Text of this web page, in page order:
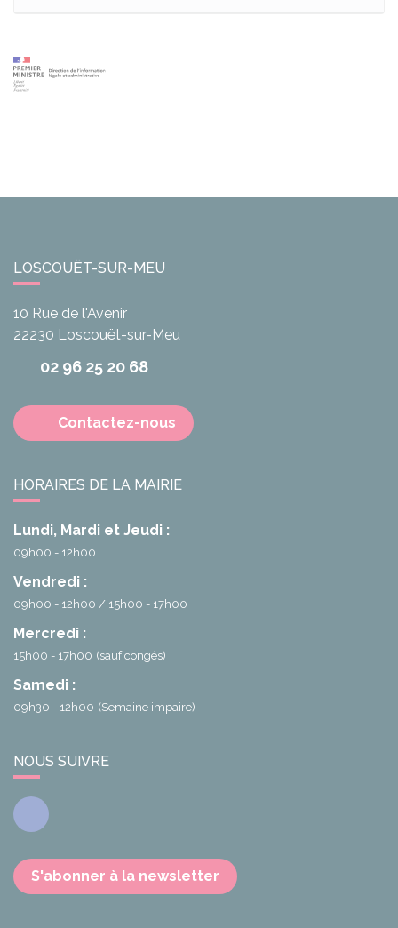
LOSCOUËT-SUR-MEU
10 Rue de l'Avenir
22230 Loscouët-sur-Meu
02 96 25 20 68
Contactez-nous
HORAIRES DE LA MAIRIE
Lundi, Mardi et Jeudi :
09h00 - 12h00
Vendredi :
09h00 - 12h00 15h00 - 17h00
Mercredi :
15h00 - 17h00 (sauf congés)
Samedi :
09h30 - 12h00 (Semaine impaire)
NOUS SUIVRE
Facebook
S'abonner à la newsletter